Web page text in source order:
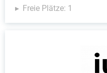
Freie Plätze: 1